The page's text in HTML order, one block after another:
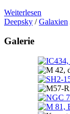
Weiterlesen
Deepsky /Galaxien
Galerie